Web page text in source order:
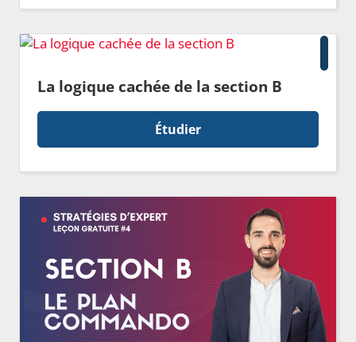
La logique cachée de la section B
Étudier